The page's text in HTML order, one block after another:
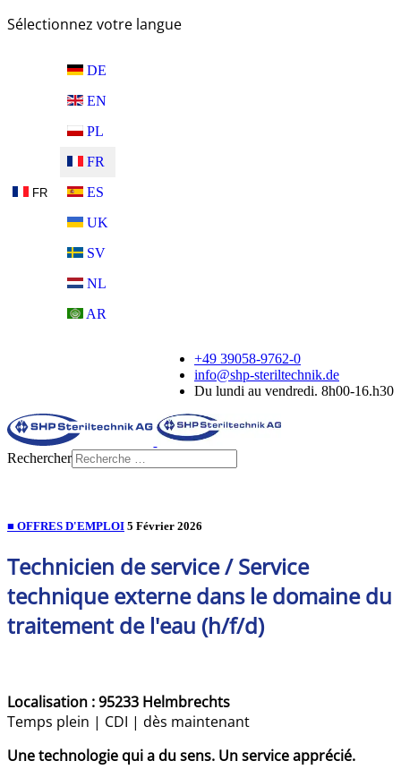
Sélectionnez votre langue
FR
DE
EN
PL
FR
ES
UK
SV
NL
AR
+49 39058-9762-0
info@shp-steriltechnik.de
Du lundi au vendredi. 8h00-16.h30
Rechercher
■ OFFRES D'EMPLOI 5 Février 2026
Technicien de service / Service
technique externe dans le domaine du
traitement de l'eau (h/f/d)
Localisation : 95233 Helmbrechts
Temps plein | CDI | dès maintenant
Une technologie qui a du sens. Un service apprécié.